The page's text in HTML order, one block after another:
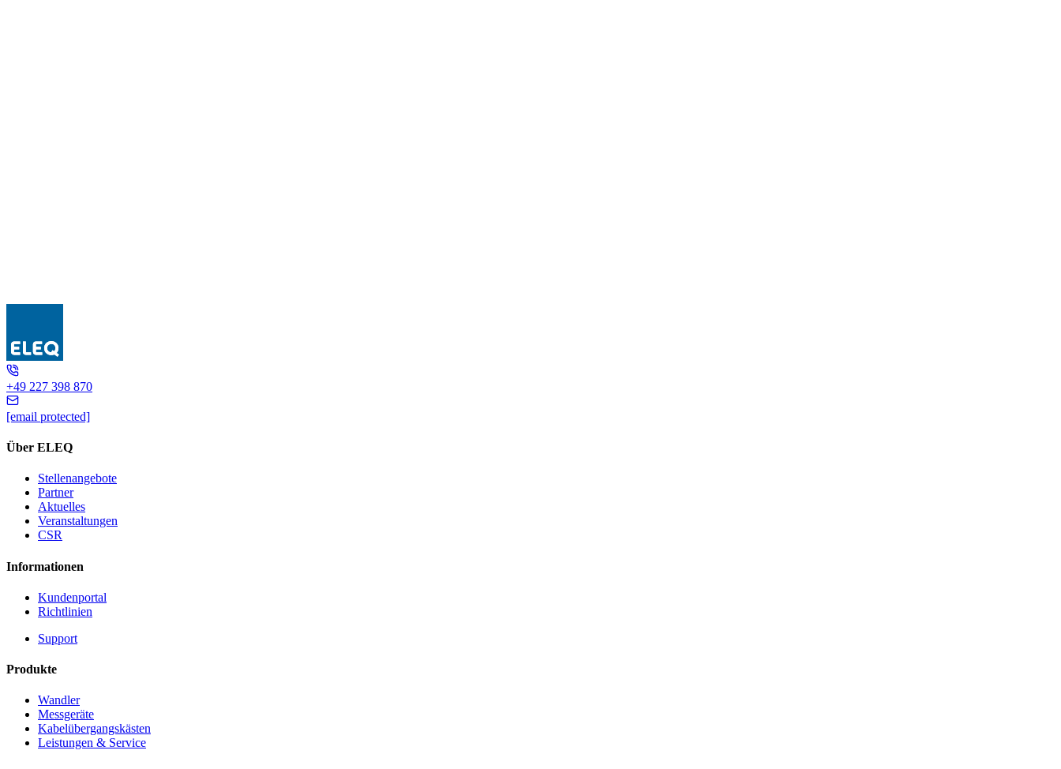
GSA 235
+49 227 398 870
[email protected]
Über ELEQ
Stellenangebote
Partner
Aktuelles
Veranstaltungen
CSR
Informationen
Kundenportal
Richtlinien
Support
Produkte
Wandler
Messgeräte
Kabelübergangskästen
Leistungen & Service